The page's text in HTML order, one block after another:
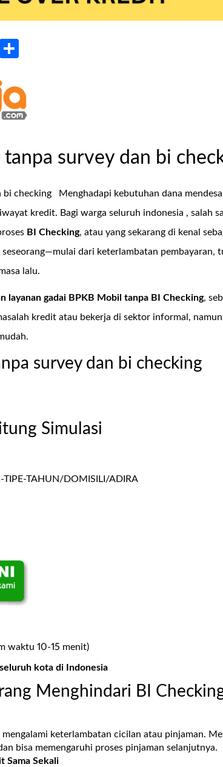
Blogger
survey dan bi
bi checking
Menghadapi kebutuhan dana
kredit. Bagi warga seluruh indonesia , salah
BI Checking, atau yang sekarang di kenal
dari keterlambatan pembayaran,
lalu.
layanangadai BPKB Mobil tanpa BI Checking,
kredit atau bekerja di sektor informal,
survey dan bi checking
Simulasi
TAHUN/DOMISILI/ADIRA
waktu 10-15 menit)
kota di Indonesia
Menghindari BI
keterlambatan cicilan atau pinjaman.
bisa memengaruhi proses pinjaman selanjutnya.
Sama Sekali